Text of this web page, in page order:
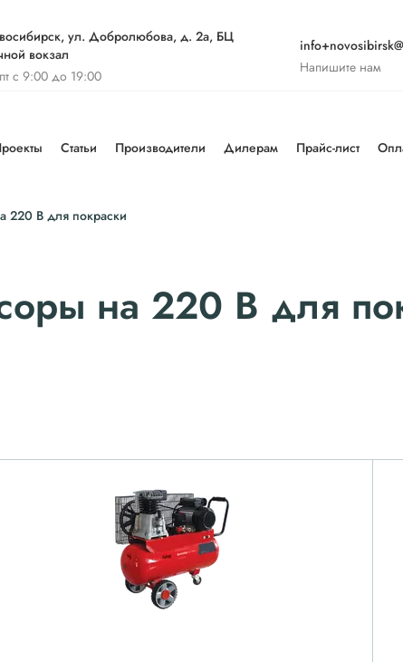
ул. Добролюбова, д. 2а, БЦ
вокзал
с 9:00 до 19:00
Напишите нам
Статьи Производители Дилерам Прайс-лист
220 В для покраски
на 220 В для